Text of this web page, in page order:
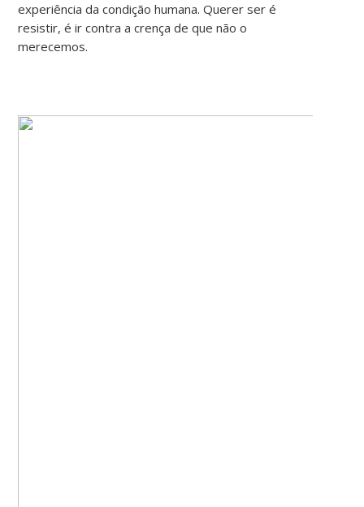
experiência da condição humana. Querer ser é
resistir, é ir contra a crença de que não o
merecemos.